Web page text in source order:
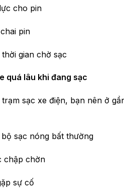
cho pin
pin
thời gian chờ sạc
quá lâu khi đang sạc
trạm sạc xe điện, bạn nên ở
sạc nóng bất thường
chập chờn
sự cố